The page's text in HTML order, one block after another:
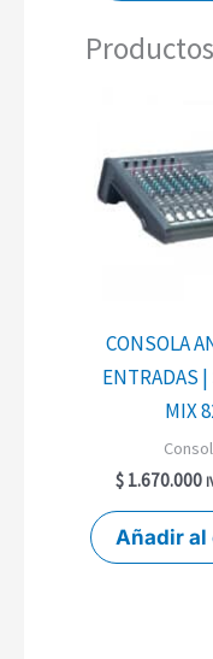
CONSOLA
ENTRADAS
MIX
$ 1.670.000
Añadir al